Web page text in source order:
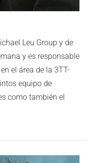
Leu Group y de
y es responsable
el área de la 3TT-
equipo de
como también el